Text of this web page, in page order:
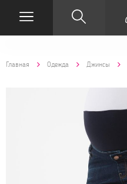
Главная Одежда Джинсы